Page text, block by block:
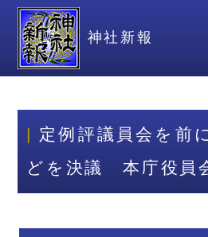
神社新報
定例評議員会を前
どを決議 本庁役員